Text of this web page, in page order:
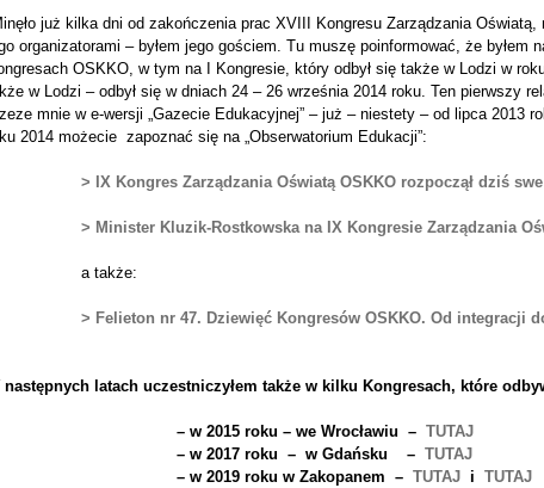
już kilka dni od zakończenia prac XVIII Kongresu Zarządzania
organizatorami – byłem jego gościem. Tu muszę poinformować, że byłem
OSKKO, w tym na I Kongresie, który odbył się także w Lodzi w
w Lodzi – odbył się w dniach 24 – 26 września 2014 roku. Ten pierwszy
mnie w e-wersji „Gazecie Edukacyjnej” – już – niestety – od lipca 2013
2014 możecie zapoznać się na „Obserwatorium Edukacji”:
> IX Kongres Zarządzania Oświatą OSKKO rozpoczął dziś
> Minister Kluzik-Rostkowska na IX Kongresie Zarządzania
a także:
> Felieton nr 47. Dziewięć Kongresów OSKKO. Od integracji
następnych latach uczestniczyłem także w kilku Kongresach, które
– w 2015 roku – we Wrocławiu – TUTAJ
– w 2017 roku – w Gdańsku –TUTAJ
– w 2019 roku w Zakopanem – TUTAJ i TUTAJ